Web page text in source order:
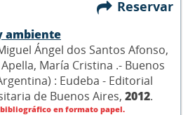
Reservar
ambiente
Ángel dos Santos Afonso,
María Cristina .- Buenos
: Eudeba - Editorial
de Buenos Aires, 2012.
en formato papel.